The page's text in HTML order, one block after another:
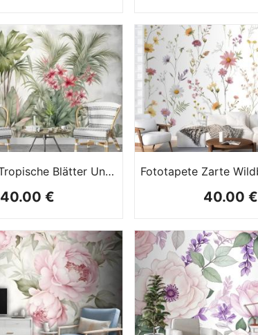
Fototapete Tropische Blätter Und Blumen In Aquarell
40.00 € 40.00 €